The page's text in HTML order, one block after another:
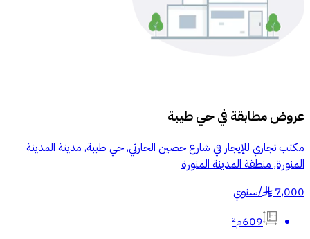
عروض مطابقة فيحي طيبة
مكتب تجاري للإيجار في شارع حصين الحارثي, حي طيبة, مدينة المدينة
المنورة, منطقة المدينة المنورة
7,000
§
/سنوي
609م²